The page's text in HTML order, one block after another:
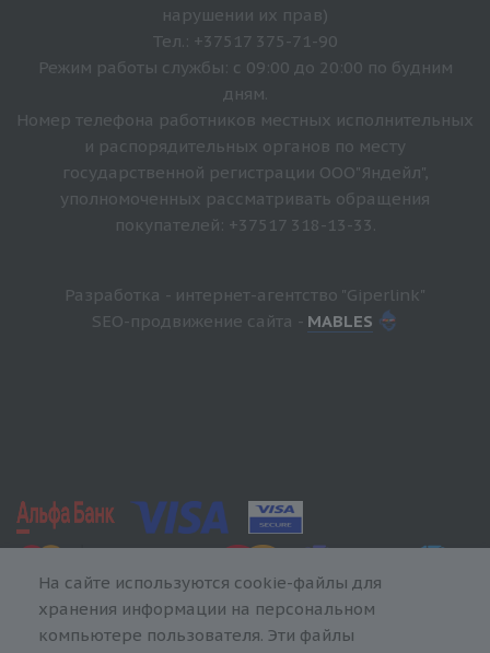
нарушении их прав)
Тел.: +37517 375-71-90
Режим работы службы: с 09:00 до 20:00 по будним
дням.
Номер телефона работников местных исполнительных
и распорядительных органов по месту
государственной регистрации ООО"Яндейл",
уполномоченных рассматривать обращения
покупателей: +37517 318-13-33.
Разработка - интернет-агентство "Giperlink"
SEO-продвижение сайта - MABLES
На сайте используются cookie-файлы для
хранения информации на персональном
компьютере пользователя. Эти файлы